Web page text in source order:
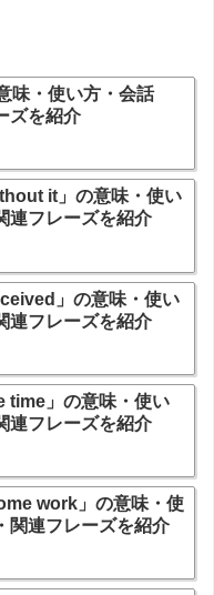
味・使い方・会話
ズを紹介
it」の意味・使い
連フレーズを紹介
」の意味・使い
連フレーズを紹介
time」の意味・使い
連フレーズを紹介
work」の意味・使
関連フレーズを紹介